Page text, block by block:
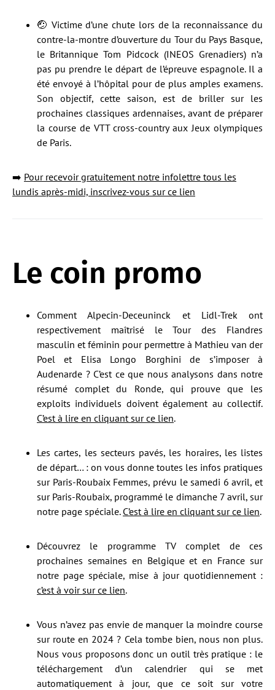
🤕 Victime d’une chute lors de la reconnaissance du
contre-la-montre d’ouverture du Tour du Pays Basque,
le Britannique Tom Pidcock (INEOS Grenadiers) n’a
pas pu prendre le départ de l’épreuve espagnole. Il a
été envoyé à l’hôpital pour de plus amples examens.
Son objectif, cette saison, est de briller sur les
prochaines classiques ardennaises, avant de préparer
la course de VTT cross-country aux Jeux olympiques
de Paris.
➡️ Pour recevoir gratuitement notre infolettre tous les
lundis après-midi, inscrivez-vous sur ce lien
Le coin promo
Comment Alpecin-Deceuninck et Lidl-Trek ont
respectivement maîtrisé le Tour des Flandres
masculin et féminin pour permettre à Mathieu van der
Poel et Elisa Longo Borghini de s’imposer à
Audenarde ? C’est ce que nous analysons dans notre
résumé complet du Ronde, qui prouve que les
exploits individuels doivent également au collectif.
C’est à lire en cliquant sur ce lien.
Les cartes, les secteurs pavés, les horaires, les listes
de départ… : on vous donne toutes les infos pratiques
sur Paris-Roubaix Femmes, prévu le samedi 6 avril, et
sur Paris-Roubaix, programmé le dimanche 7 avril, sur
notre page spéciale. C’est à lire en cliquant sur ce lien.
Découvrez le programme TV complet de ces
prochaines semaines en Belgique et en France sur
notre page spéciale, mise à jour quotidiennement :
c’est à voir sur ce lien.
Vous n’avez pas envie de manquer la moindre course
sur route en 2024 ? Cela tombe bien, nous non plus.
Nous vous proposons donc un outil très pratique : le
téléchargement d’un calendrier qui se met
automatiquement à jour, que ce soit sur votre